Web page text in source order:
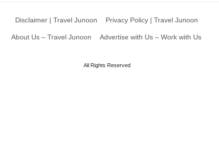
Disclaimer | Travel Junoon Privacy Policy | Travel Junoon
About Us – Travel Junoon Advertise with Us – Work with Us
All Rights Reserved